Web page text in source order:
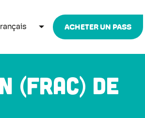
LISTER LES ACTIONS
ACHETER UN PASS
(Frac) de